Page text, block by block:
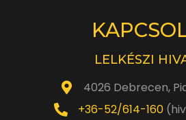
LELKÉSZI
4026 Debrecen,
+36-52/614-160